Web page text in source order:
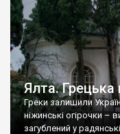
Ялта.
Греки залишили
ніжинські огірочки –
загублений у